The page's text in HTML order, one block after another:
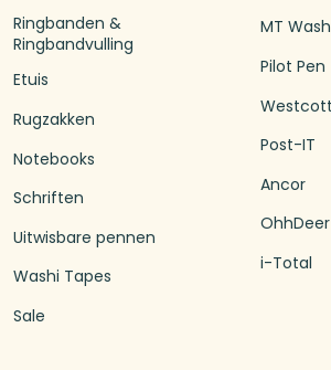
Ringbanden &
Ringbandvulling
Etuis
Rugzakken
Notebooks
Schriften
Uitwisbare pennen
Washi Tapes
Sale
MT
Pilot Pen
Westcott
Post-IT
Ancor
OhhDeer
i-Total